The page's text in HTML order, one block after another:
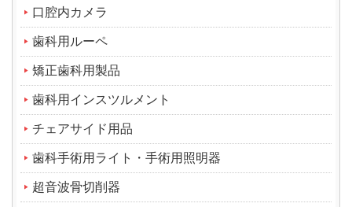
口腔内カメラ
歯科用ルーペ
矯正歯科用製品
歯科用インスツルメント
チェアサイド用品
歯科手術用ライト・手術用照明器
超音波骨切削器